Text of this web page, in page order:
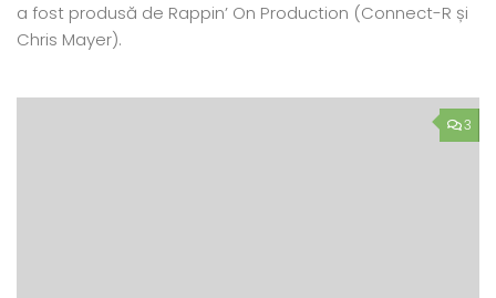
a fost produsă de Rappin’ On Production (Connect-R și
Chris Mayer).
3